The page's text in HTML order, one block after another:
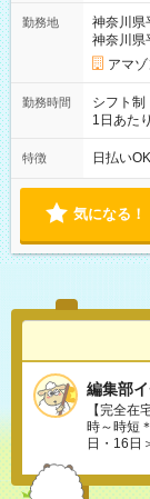
☆Amazon直雇
あり 試
です。
勤務地
神奈川県
神奈川県
アマ
勤務時間
シフト制
1日あた
特徴 日払い
気になる！
編集部
【完全在
時～時短
日・16日